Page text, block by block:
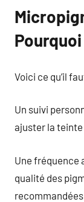
Voici ce qu’il
Un suivi
ajuster la
Une fréquence
qualité des